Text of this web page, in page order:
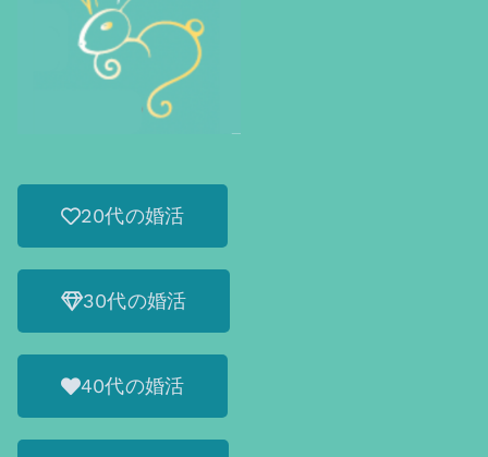
20代の婚活
30代の婚活
40代の婚活